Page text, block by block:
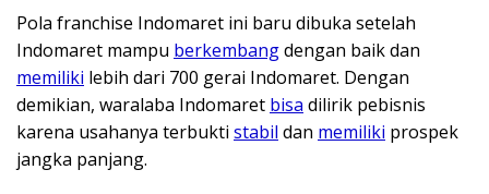
Pola franchise Indomaret ini baru dibuka setelah
Indomaret mampu berkembangdengan baik dan
memiliki lebih dari 700 gerai Indomaret. Dengan
demikian, waralaba Indomaret bisa dilirik pebisnis
karena usahanya terbukti stabil dan memiliki prospek
jangka panjang.